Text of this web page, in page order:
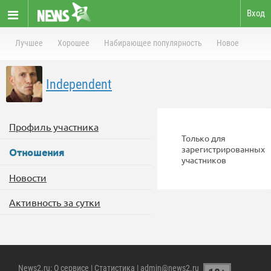
Вход
Лучшее Хорошее Набирающее популярность Новое
Independent
Профиль участника
Отношения
Новости
Активность за сутки
Только для
зарегистрированных
участников
News2.ru: О сервисе | Статистика | admin@news2.ru